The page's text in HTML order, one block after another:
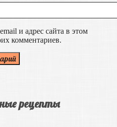
и адрес сайта в этом
комментариев.
рецепты